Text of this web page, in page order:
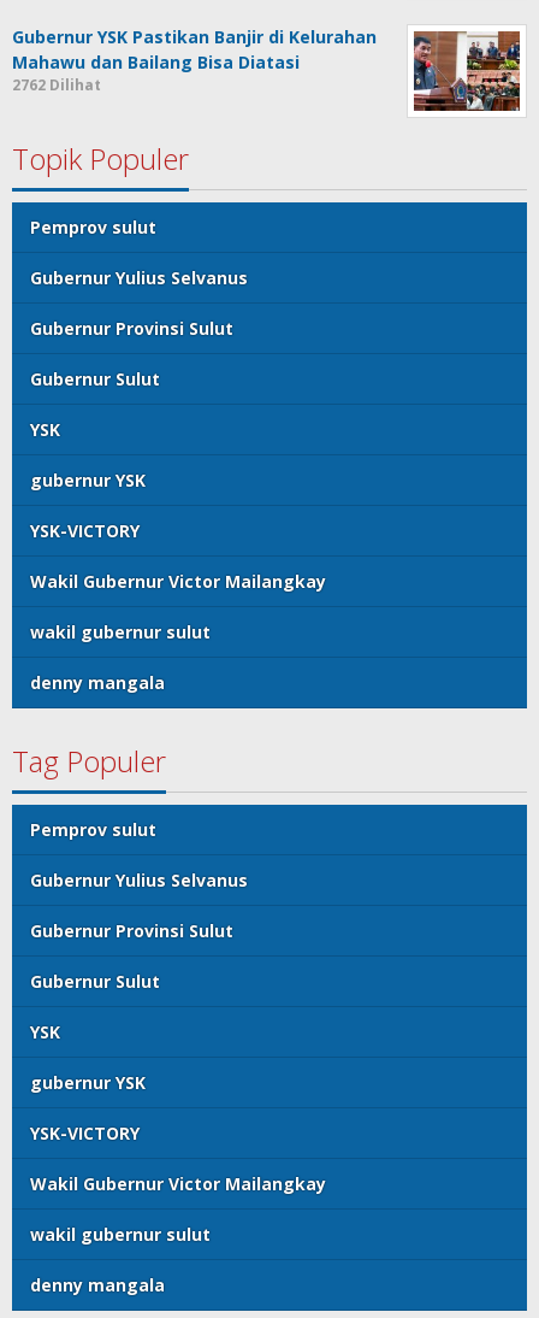
Gubernur YSK Pastikan Banjir di Kelurahan
Mahawu dan Bailang Bisa Diatasi
2762 Dilihat
Topik Populer
Pemprov sulut
Gubernur Yulius Selvanus
Gubernur Provinsi Sulut
Gubernur Sulut
YSK
gubernur YSK
YSK-VICTORY
Wakil Gubernur Victor Mailangkay
wakil gubernur sulut
denny mangala
Tag Populer
Pemprov sulut
Gubernur Yulius Selvanus
Gubernur Provinsi Sulut
Gubernur Sulut
YSK
gubernur YSK
YSK-VICTORY
Wakil Gubernur Victor Mailangkay
wakil gubernur sulut
denny mangala